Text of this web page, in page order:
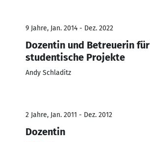
9 Jahre, Jan. 2014 - Dez. 2022
Dozentin und Betreuerin für
studentische Projekte
Andy Schladitz
2 Jahre, Jan. 2011 - Dez. 2012
Dozentin